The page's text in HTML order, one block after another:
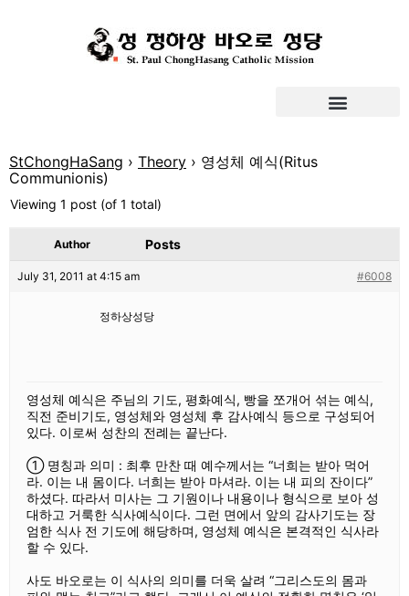
StChongHaSang › Theory › 영성체 예식(Ritus
Communionis)
Viewing 1 post (of 1 total)
Author Posts
July 31, 2011 at 4:15 am #6008
정하상성당
영성체 예식은 주님의 기도, 평화예식, 빵을 쪼개어 섞는 예식,
직전 준비기도, 영성체와 영성체 후 감사예식 등으로 구성되어
있다. 이로써 성찬의 전례는 끝난다.
① 명칭과 의미 : 최후 만찬 때 예수께서는 “너희는 받아 먹어
라. 이는 내 몸이다. 너희는 받아 마셔라. 이는 내 피의 잔이다”
하셨다. 따라서 미사는 그 기원이나 내용이나 형식으로 보아 성
대하고 거룩한 식사예식이다. 그런 면에서 앞의 감사기도는 장
엄한 식사 전 기도에 해당하며, 영성체 예식은 본격적인 식사라
할 수 있다.
사도 바오로는 이 식사의 의미를 더욱 살려 “그리스도의 몸과